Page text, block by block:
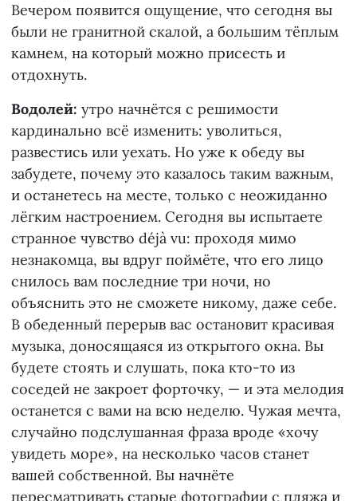
Вечером появится ощущение, что сегодня вы
были не гранитной скалой, а большим тёплым
камнем, на который можно присесть и
отдохнуть.
Водолей: утро начнётся с решимости
кардинально всё изменить: уволиться,
развестись или уехать. Но уже к обеду вы
забудете, почему это казалось таким важным,
и останетесь на месте, только с неожиданно
лёгким настроением. Сегодня вы испытаете
странное чувство déjà vu: проходя мимо
незнакомца, вы вдруг поймёте, что его лицо
снилось вам последние три ночи, но
объяснить это не сможете никому, даже себе.
В обеденный перерыв вас остановит красивая
музыка, доносящаяся из открытого окна. Вы
будете стоять и слушать, пока кто-то из
соседей не закроет форточку, — и эта мелодия
останется с вами на всю неделю. Чужая мечта,
случайно подслушанная фраза вроде «хочу
увидеть море», на несколько часов станет
вашей собственной. Вы начнёте
пересматривать старые фотографии с пляжа и